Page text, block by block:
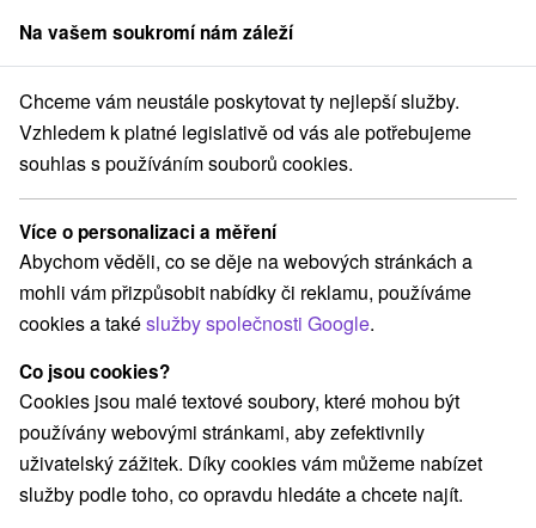
člen skupinySorger
Domalenka Topka: Piešťanský relax se servisem, který se
Domalenka Topka: Piešťanský relax
se servisem, který se neodmítá
(Limitovaná nabídka)
Hotel Magnólia ★ ★ Piešťany Piešťany
Navigovat do místa
vynikající 165 recenzí
Na vašem soukromí nám záleží
Chceme vám neustále poskytovat ty nejlepší služby.
Vzhledem k platné legislativě od vás ale potřebujeme
souhlas s používáním souborů cookies.
Více o personalizaci a měření
Abychom věděli, co se děje na webových stránkách a
mohli vám přizpůsobit nabídky či reklamu, používáme
cookies a takéslužby společnosti Google.
Co jsou cookies?
Cookies jsou malé textové soubory, které mohou být
používány webovými stránkami, aby zefektivnily
uživatelský zážitek. Díky cookies vám můžeme nabízet
služby podle toho, co opravdu hledáte a chcete najít.